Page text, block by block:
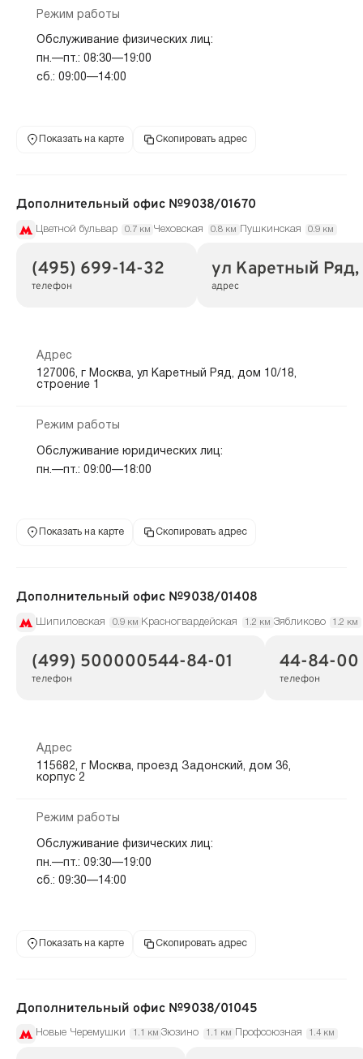
Режим работы
Обслуживание физических лиц:
пн.—пт.: 08:30—19:00
сб.: 09:00—14:00
Показать на карте Скопировать адрес
Дополнительный офис №9038/01670
Цветной бульвар 0.7 км Чеховская 0.8 км Пушкинская 0.9 км
(495) 699-14-32
телефон
ул Каретный Ряд,
адрес
Адрес
127006, г Москва, ул Каретный Ряд, дом 10/18,
строение 1
Режим работы
Обслуживание юридических лиц:
пн.—пт.: 09:00—18:00
Показать на карте Скопировать адрес
Дополнительный офис №9038/01408
Шипиловская 0.9 км Красногвардейская 1.2 км Зябликово 1.2 км
(499) 500000544-84-01
телефон
44-84-00
телефон
Адрес
115682, г Москва, проезд Задонский, дом 36,
корпус 2
Режим работы
Обслуживание физических лиц:
пн.—пт.: 09:30—19:00
сб.: 09:30—14:00
Показать на карте Скопировать адрес
Дополнительный офис №9038/01045
Новые Черемушки 1.1 км Зюзино 1.1 км Профсоюзная 1.4 км